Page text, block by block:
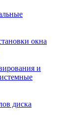
окна
и
диска